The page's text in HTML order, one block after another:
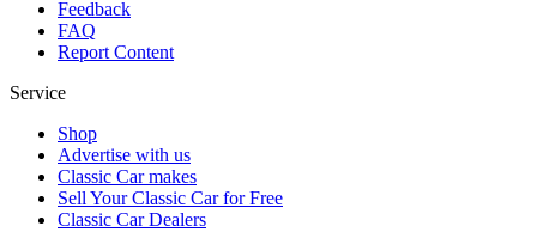
Feedback
FAQ
Report Content
Service
Shop
Advertise with us
Classic Car makes
Sell Your Classic Car for Free
Classic Car Dealers